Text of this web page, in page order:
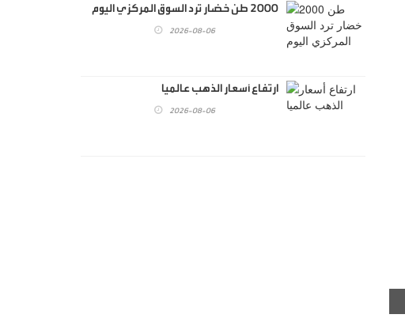
2000 طن خضار ترد السوق المركزي اليوم
2026-08-06
ارتفاع أسعار الذهب عالميا
2026-08-06